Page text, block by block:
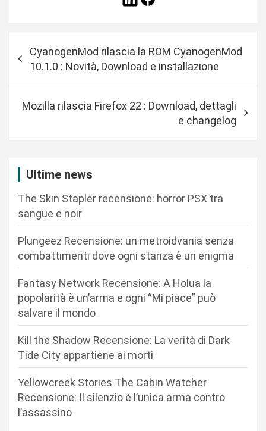
a
CyanogenMod rilascia la ROM CyanogenMod
10.1.0 : Novità, Download e installazione
Mozilla rilascia Firefox 22 : Download, dettagli
e changelog
Ultime news
The Skin Stapler recensione: horror PSX tra
sangue e noir
Plungeez Recensione: un metroidvania senza
combattimenti dove ogni stanza è un enigma
Fantasy Network Recensione: A Holua la
popolarità è un’arma e ogni “Mi piace” può
salvare il mondo
Kill the Shadow Recensione: La verità di Dark
Tide City appartiene ai morti
Yellowcreek Stories The Cabin Watcher
Recensione: Il silenzio è l’unica arma contro
l’assassino